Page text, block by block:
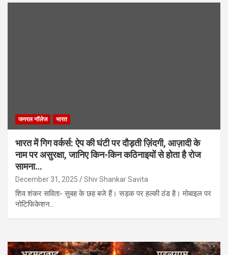
जनरल नॉलेज भारत
भारत में गिग वर्कर्स: ऐप की घंटी पर दौड़ती ज़िंदगी, आज़ादी के
नाम पर असुरक्षा, जानिए किन-किन कठिनाइयों से होता है रोज
सामना…
December 31, 2025 Shiv Shankar Savita
शिव शंकर सविता- सुबह के छह बजे हैं। सड़क पर हल्की ठंड है। मोबाइल पर
नोटिफिकेशन…